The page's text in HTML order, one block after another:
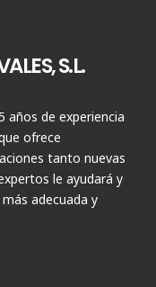
S.L.
años de experiencia
ofrece
tanto nuevas
le ayudará y
adecuada y